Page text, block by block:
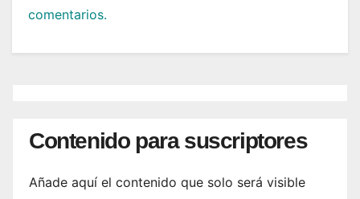
comentarios.
Contenido para suscriptores
Añade aquí el contenido que solo será visible